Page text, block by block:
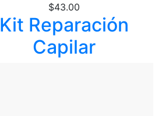
$43.00
Kit Reparación
Capilar